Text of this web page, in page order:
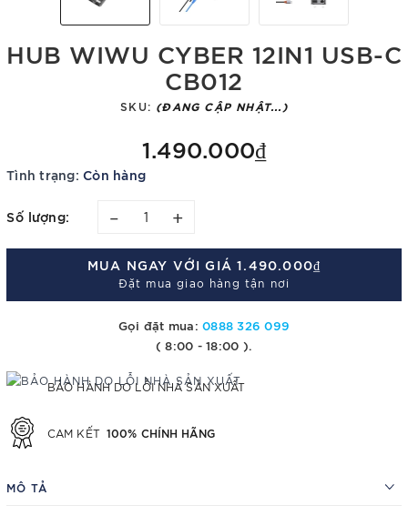
HUB WIWU CYBER 12IN1 USB-C
CB012
SKU: (ĐANG CẬP NHẬT...)
1.490.000₫
Tình trạng: Còn hàng
Số lượng: – +
MUA NGAY VỚI GIÁ1.490.000₫
Đặt mua giao hàng tận nơi
Gọi đặt mua:0888 326 099
( 8:00 - 18:00 ).
BẢO HÀNH DO LỖI NHÀ SẢN XUẤT
CAM KẾT 100% CHÍNH HÃNG
MÔ TẢ